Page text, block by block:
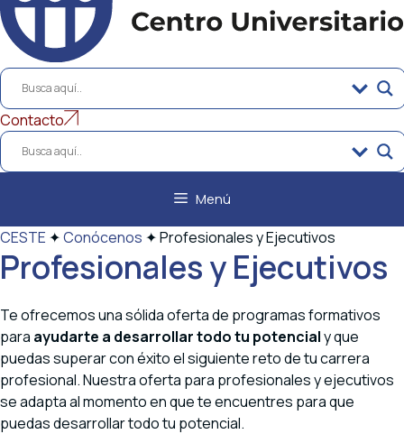
Contacto
Menú
CESTE ✦Conócenos ✦Profesionales y Ejecutivos
Profesionales y Ejecutivos
Te ofrecemos una sólida oferta de programas formativos
para ayudarte a desarrollar todo tu potencialy que
puedas superar con éxito el siguiente reto de tu carrera
profesional. Nuestra oferta para profesionales y ejecutivos
se adapta al momento en que te encuentres para que
puedas desarrollar todo tu potencial.